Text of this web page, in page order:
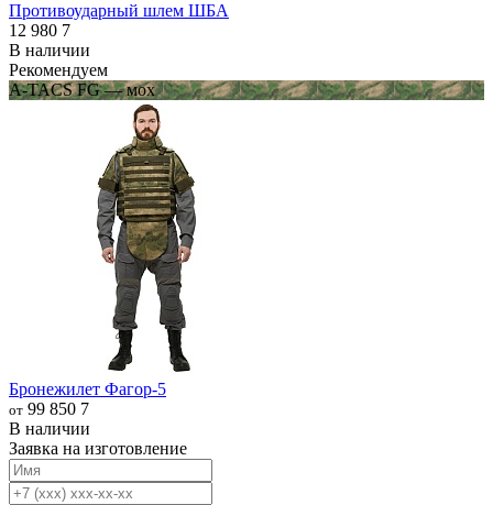
Противоударный шлем ШБА
12 980 7
В наличии
Рекомендуем
A-TACS FG — мох
Бронежилет Фагор-5
от 99 850 7
В наличии
Заявка на изготовление